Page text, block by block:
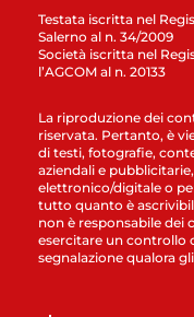
Testata iscritta nel
Salerno al n. 34/2009
Società iscritta nel
l’AGCOM al n. 20133
La riproduzione dei
riservata. Pertanto, è
di testi, fotografie,
aziendali e
elettronico/digitale o
tutto quanto è
non è responsabile
esercitare un controllo
segnalazione qualora